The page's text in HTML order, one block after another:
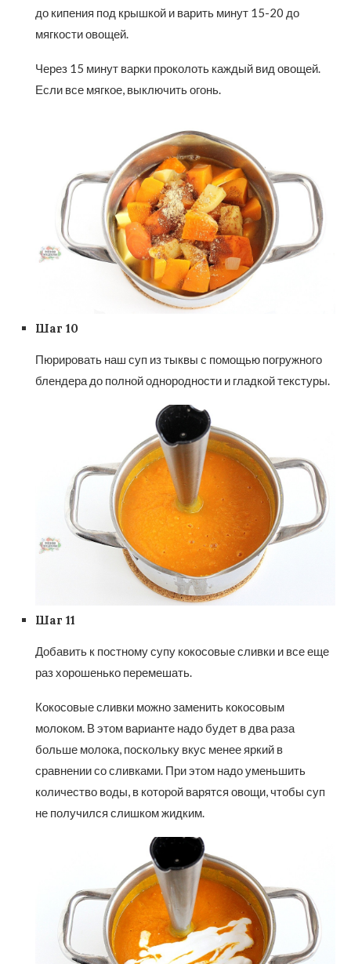
до кипения под крышкой и варить минут 15-20 до
мягкости овощей.
Через 15 минут варки проколоть каждый вид овощей.
Если все мягкое, выключить огонь.
Шаг 10
Пюрировать наш суп из тыквы с помощью погружного
блендера до полной однородности и гладкой текстуры.
Шаг 11
Добавить к постному супу кокосовые сливки и все еще
раз хорошенько перемешать.
Кокосовые сливки можно заменить кокосовым
молоком. В этом варианте надо будет в два раза
больше молока, поскольку вкус менее яркий в
сравнении со сливками. При этом надо уменьшить
количество воды, в которой варятся овощи, чтобы суп
не получился слишком жидким.